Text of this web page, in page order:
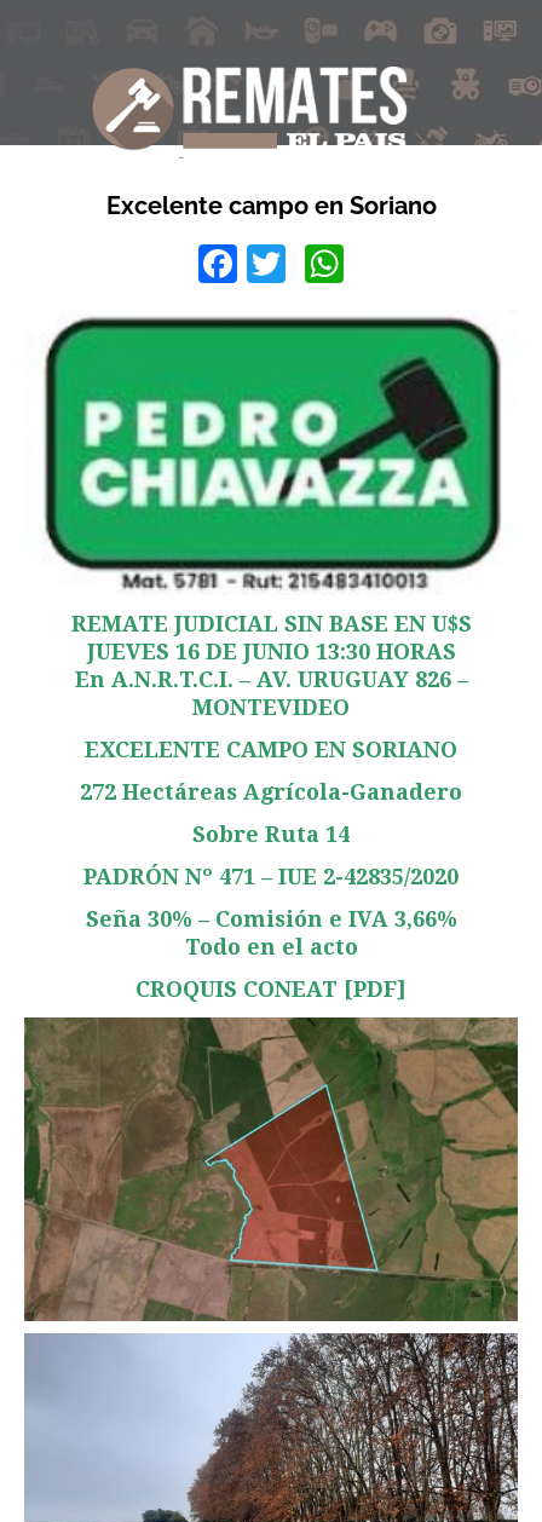
Excelente campo en Soriano
Facebook
Twitter
REMATE JUDICIAL SIN BASE EN U$S
JUEVES 16 DE JUNIO 13:30 HORAS
En A.N.R.T.C.I. – AV. URUGUAY 826 –
MONTEVIDEO
EXCELENTE CAMPO EN SORIANO
272 Hectáreas Agrícola-Ganadero
Sobre Ruta 14
PADRÓN Nº 471 – IUE 2-42835/2020
Seña 30% – Comisión e IVA 3,66%
Todo en el acto
CROQUIS CONEAT [PDF]